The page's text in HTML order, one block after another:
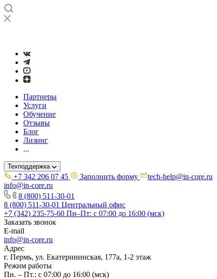
Партнеры
Услуги
Обучение
Отзывы
Блог
Лизинг
...
Техподдержка
+7 342 206 07 45 Заполнить форму
tech-help@in-core.ru
info@in-core.ru
8 (800) 511-30-01
8 (800) 511-30-01 Центральный офис
+7 (342) 235-75-60 Пн–Пт: с 07:00 до 16:00 (мск)
Заказать звонок
E-mail
info@in-core.ru
Адрес
г. Пермь, ул. ​Екатерининская, 177а, ​1-2 этаж
Режим работы
Пн. – Пт.: с 07:00 до 16:00 (мск)